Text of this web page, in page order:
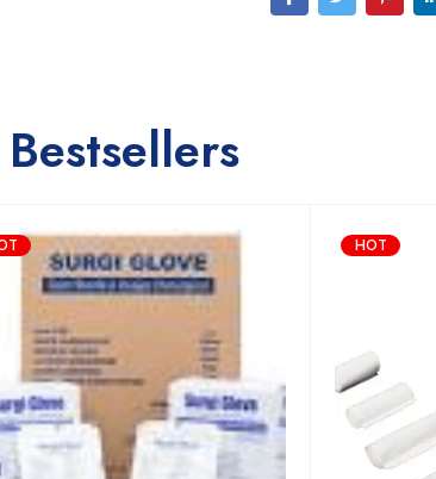
Bestsellers
HOT